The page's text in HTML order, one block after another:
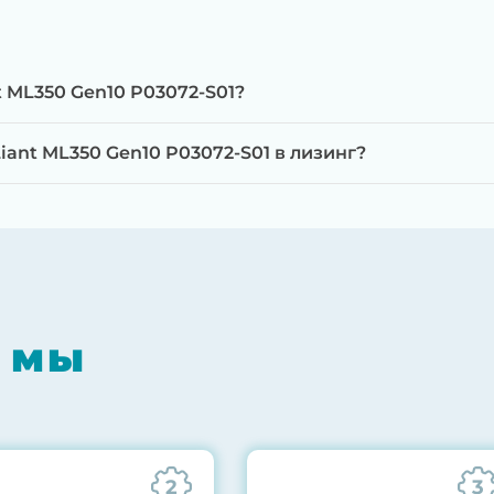
на специализированном оборудовании с
нагрузкой в течение 72 часов для проверки
Gen10 P03072-S01?
ML350 Gen10 P03072-S01 в лизинг?
мы
2 3